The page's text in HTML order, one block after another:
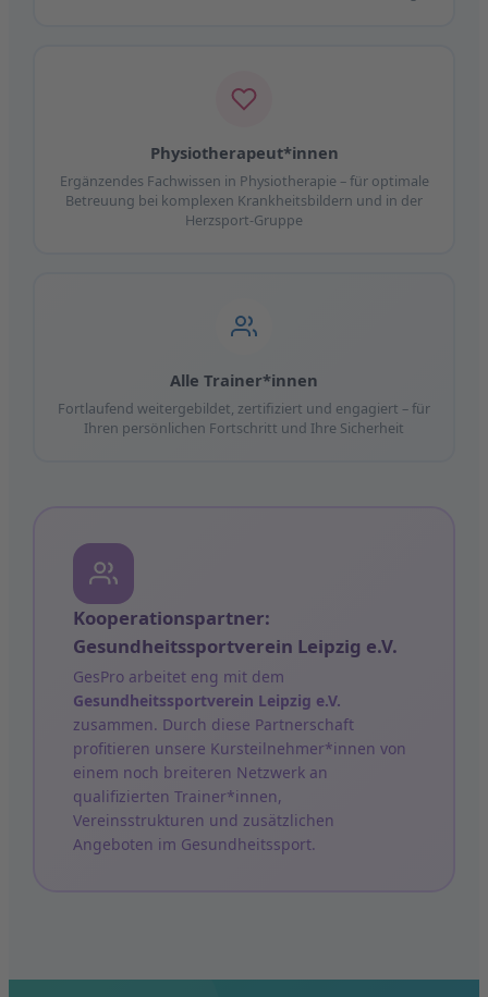
Physiotherapeut*innen
Ergänzendes Fachwissen in Physiotherapie – für optimale
Betreuung bei komplexen Krankheitsbildern und in der
Herzsport-Gruppe
Alle Trainer*innen
Fortlaufend weitergebildet, zertifiziert und engagiert – für
Ihren persönlichen Fortschritt und Ihre Sicherheit
Kooperationspartner:
Gesundheitssportverein Leipzig e.V.
GesPro arbeitet eng mit dem
Gesundheitssportverein Leipzig e.V.
zusammen. Durch diese Partnerschaft
profitieren unsere Kursteilnehmer*innen von
einem noch breiteren Netzwerk an
qualifizierten Trainer*innen,
Vereinsstrukturen und zusätzlichen
Angeboten im Gesundheitssport.